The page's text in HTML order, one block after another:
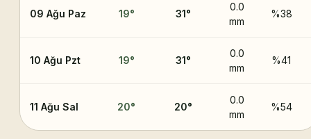
09 Ağu Paz 19° 31°
0.0
mm
%38
10 Ağu Pzt 19° 31°
0.0
mm
%41
11 Ağu Sal 20° 20°
0.0
mm
%54